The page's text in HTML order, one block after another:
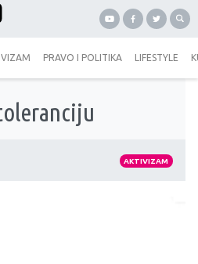
PRAVO I POLITIKA LIFESTYLE
AKTIVIZAM